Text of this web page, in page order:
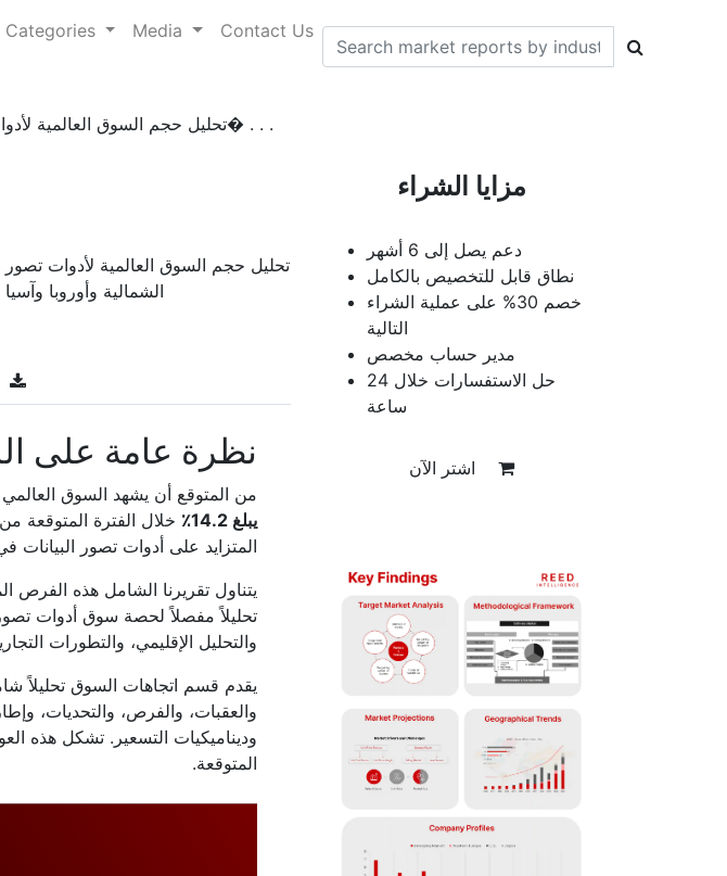
Categories Media Contact Us
تحليل حجم السوق العالمية لأدوات تصور البيانات وح� . . .
تحليل حجم السوق العالمية لأدوات تصور
الشمالية وأوروبا وآسيا
نظرة عامة على
من المتوقع أن يشهد السوق
يبلغ 14.2٪
المتزايد على أدوات تصور
يتناول تقريرنا الشامل هذه الفرص
تحليلاً مفصلاً لحصة سوق أدوات
والتحليل الإقليمي، والتطورات
يقدم قسم اتجاهات السوق تحليلاً
والعقبات، والفرص، والتحديات،
وديناميكيات التسعير. تشكل هذه
المتوقعة.
مزايا الشراء
دعم يصل إلى 6 أشهر
نطاق قابل للتخصيص بالكامل
خصم 30% على عملية الشراء
التالية
مدير حساب مخصص
حل الاستفسارات خلال 24
ساعة